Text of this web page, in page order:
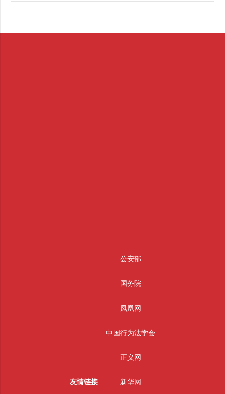
友情链接
公安部
国务院
凤凰网
中国行为法学会
正义网
新华网